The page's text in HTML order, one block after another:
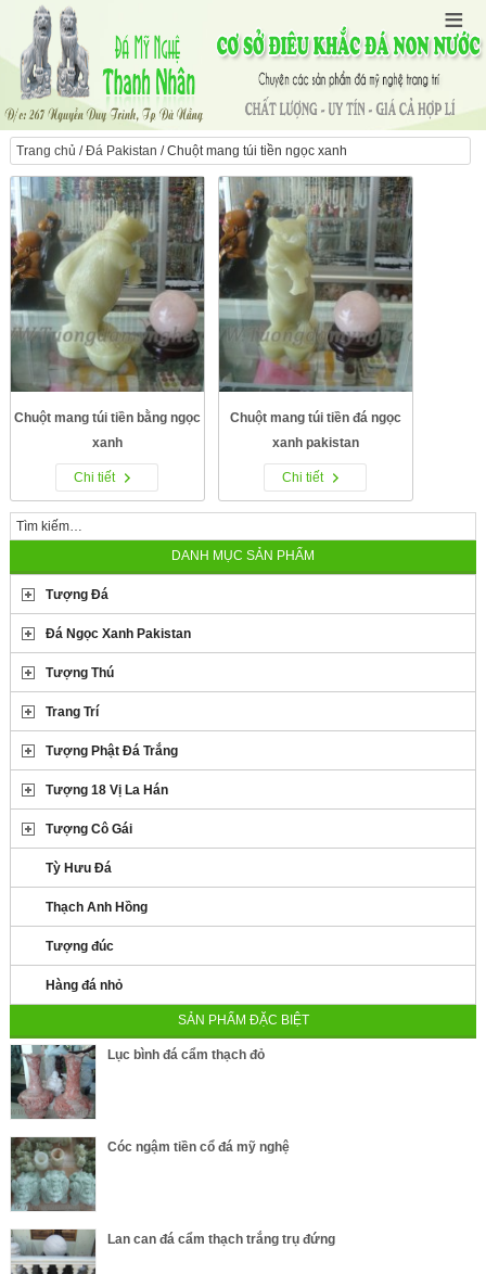
Trang chủ /Đá Pakistan / Chuột mang túi tiền ngọc xanh
Chuột mang túi tiền bằng ngọc
xanh
Chi tiết
Chuột mang túi tiền đá ngọc
xanh pakistan
Chi tiết
DANH MỤC SẢN PHẨM
Tượng Đá
Đá Ngọc Xanh Pakistan
Tượng Thú
Trang Trí
Tượng Phật Đá Trắng
Tượng 18 Vị La Hán
Tượng Cô Gái
Tỳ Hưu Đá
Thạch Anh Hồng
Tượng đúc
Hàng đá nhỏ
SẢN PHẨM ĐẶC BIỆT
Lục bình đá cẩm thạch đỏ
Cóc ngậm tiền cổ đá mỹ nghệ
Lan can đá cẩm thạch trắng trụ đứng